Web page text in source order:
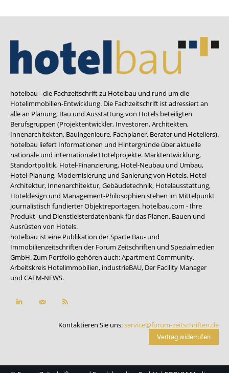
hotelbau - die Fachzeitschrift zu Hotelbau und rund um die
Hotelimmobilien-Entwicklung. Die Fachzeitschrift ist adressiert an
alle an Planung, Bau und Ausstattung von Hotels beteiligten
Berufsgruppen (Projektentwickler, Investoren, Architekten,
Innenarchitekten, Bauingenieure, Fachplaner, Berater und Hoteliers).
hotelbau liefert Informationen und Hintergründe über aktuelle
nationale und internationale Hotelprojekte. Marktentwicklung,
Standortpolitik, Hotel-Finanzierung, Hotel-Neubau und Umbau,
Hotel-Planung, Modernisierung und Sanierung von Hotels, Hotel-
Architektur, Innenarchitektur, Gebäudetechnik, Hotelausstattung,
Hoteldesign und Management-Philosophien stehen im Mittelpunkt
journalistisch fundierter Objektreportagen. hotelbau.com - Ihre
Produkt- und Dienstleisterdatenbank für das Planen, Bauen und
Ausrüsten von Hotels.
hotelbau ist eine Publikation der Sparte Bau- und
Immobilienzeitschriften der Forum Zeitschriften und Spezialmedien
GmbH. Zum Portfolio gehören auch:Apartment Community,
Arbeitskreis Hotelimmobilien, industrieBAU, Der Facility Manager
und CAFM-NEWS.
Kontaktieren Sie uns:service@forum-zeitschriften.de
Vertrag widerrufen